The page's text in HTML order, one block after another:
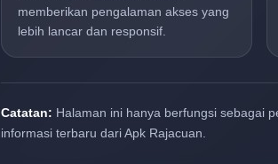
memberikan pengalaman akses yang
lebih lancar dan responsif.
Catatan: Halaman ini hanya berfungsi sebagai
informasi terbaru dari Apk Rajacuan.